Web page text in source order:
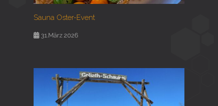
Sauna Oster-Event
31.März 2026